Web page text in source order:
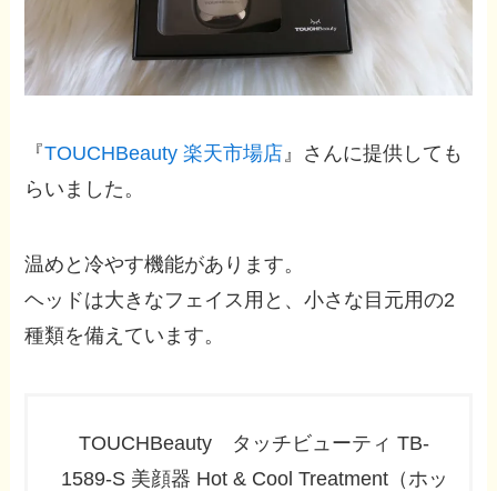
『TOUCHBeauty 楽天市場店』さんに提供しても
らいました。
温めと冷やす機能があります。
ヘッドは大きなフェイス用と、小さな目元用の2
種類を備えています。
TOUCHBeauty タッチビューティ TB-
1589-S 美顔器 Hot & Cool Treatment（ホッ